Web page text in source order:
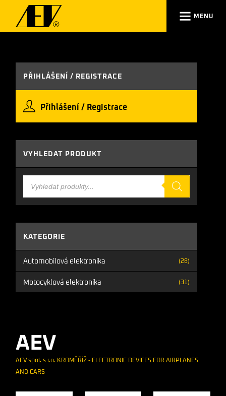
MENU
PŘIHLÁŠENÍ / REGISTRACE
Přihlášení / Registrace
VYHLEDAT PRODUKT
Products
search
KATEGORIE
Automobilová elektronika (28)
Motocyklová elektronika (31)
AEV
AEV spol. s r.o. KROMĚŘÍŽ - ELECTRONIC DEVICES FOR AIRPLANES
AND CARS